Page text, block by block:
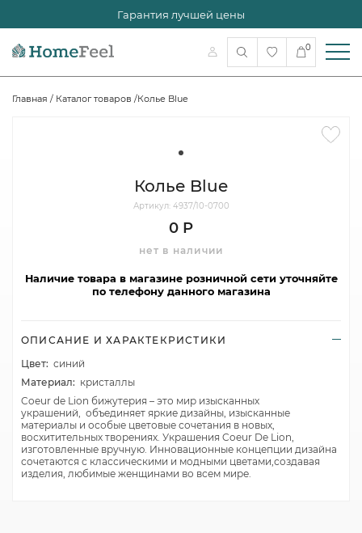
Гарантия лучшей цены
0
Главная / Каталог товаров /Колье Blue
Колье Blue
Артикул: 4937/10-0700
0 Р
нет в наличии
Наличие товара в магазине розничной сети уточняйте
по телефону данного магазина
ОПИСАНИЕ И ХАРАКТЕКРИСТИКИ
Цвет: синий
Материал: кристаллы
Coeur de Lion бижутерия – это мир изысканных
украшений, объединяет яркие дизайны, изысканные
материалы и особые цветовые сочетания в новых,
восхитительных творениях. Украшения Coeur De Lion,
изготовленные вручную. Инновационные концепции дизайна
сочетаются с классическими и модными цветами,создавая
изделия, любимые женщинами во всем мире.